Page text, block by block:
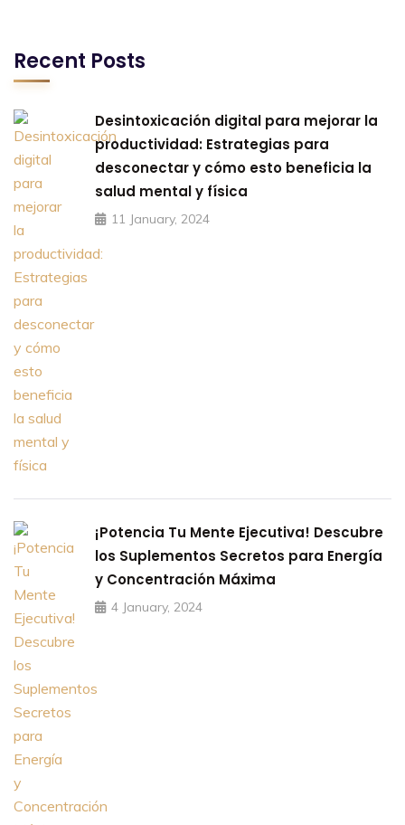
Recent Posts
Desintoxicación digital para mejorar la
productividad: Estrategias para
desconectar y cómo esto beneficia la
salud mental y física
11 January, 2024
¡Potencia Tu Mente Ejecutiva! Descubre
los Suplementos Secretos para Energía
y Concentración Máxima
4 January, 2024